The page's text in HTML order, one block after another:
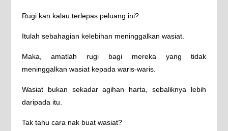
Rugi kan kalau terlepas peluang ini?
Itulah sebahagian kelebihan meninggalkan wasiat.
Maka, amatlah rugi bagi mereka yang tidak
meninggalkan wasiat kepada waris-waris.
Wasiat bukan sekadar agihan harta, sebaliknya lebih
daripada itu.
Tak tahu cara nak buat wasiat?